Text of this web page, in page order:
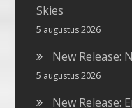
Skies
5 augustus 2026
New Release:
5 augustus 2026
New Release: